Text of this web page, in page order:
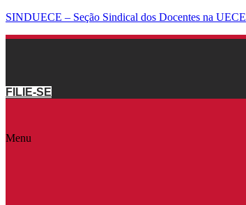
SINDUECE – Seção Sindical dos Docentes na UECE
FILIE-SE
Menu